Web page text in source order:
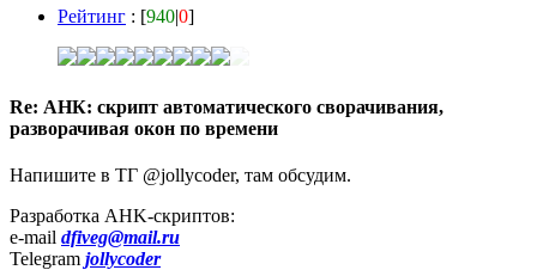
Рейтинг : [940|0]
Re: АНК: скрипт автоматического сворачивания,
разворачивая окон по времени
Напишите в ТГ @jollycoder, там обсудим.
Разработка AHK-скриптов:
e-mail dfiveg@mail.ru
Telegram jollycoder